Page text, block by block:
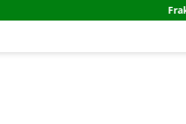
Fraksi PSI DPRD